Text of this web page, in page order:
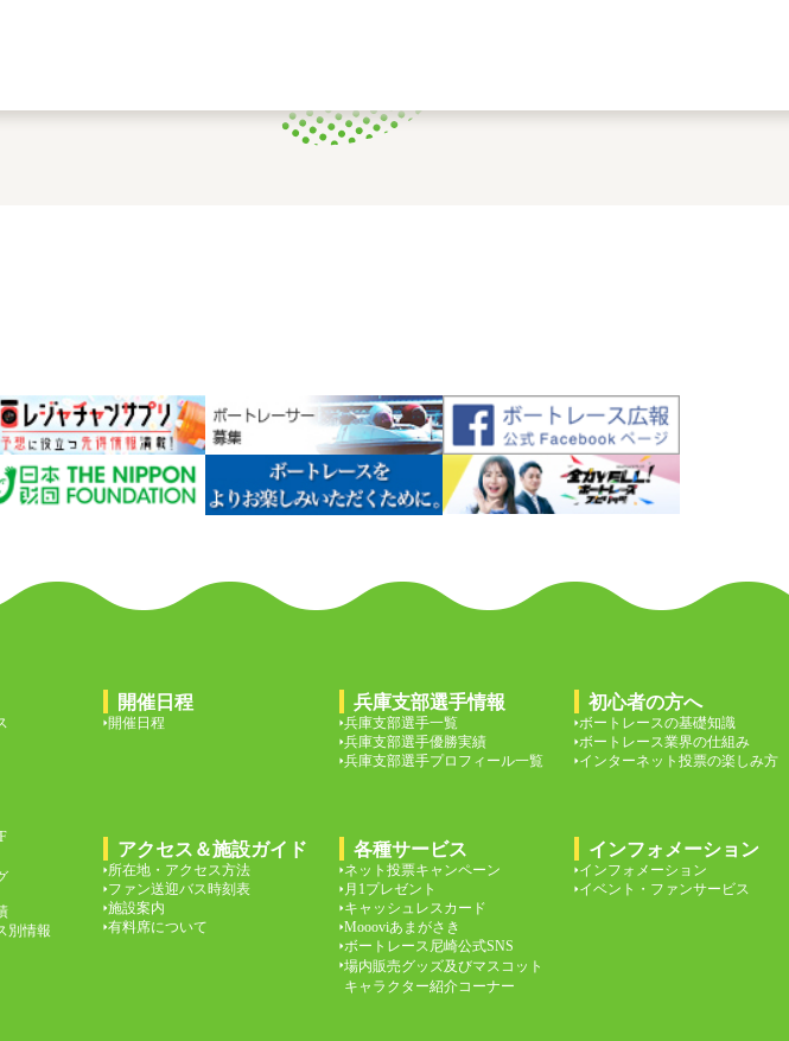
別情報
開催日程
開催日程
アクセス＆施設ガイド
所在地・アクセス方法
ファン送迎バス時刻表
施設案内
有料席について
兵庫支部選手情報
兵庫支部選手一覧
兵庫支部選手優勝実績
兵庫支部選手プロフィール一覧
各種サービス
ネット投票キャンペーン
月1プレゼント
キャッシュレスカード
Moooviあまがさき
ボートレース尼崎公式SNS
場内販売グッズ及びマスコット
キャラクター紹介コーナー
初心者の方へ
ボートレースの基礎知識
ボートレース業界の仕組み
インターネット投票の楽しみ方
インフォメーション
インフォメーション
イベント・ファンサービス